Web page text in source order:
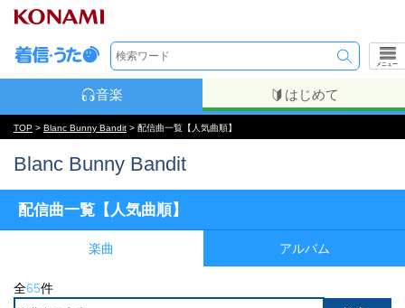
メニュー
音楽 はじめて
TOP > Blanc Bunny Bandit > 配信曲一覧【人気曲順】
Blanc Bunny Bandit
配信曲一覧【人気曲順】
楽曲 アルバム
全65件